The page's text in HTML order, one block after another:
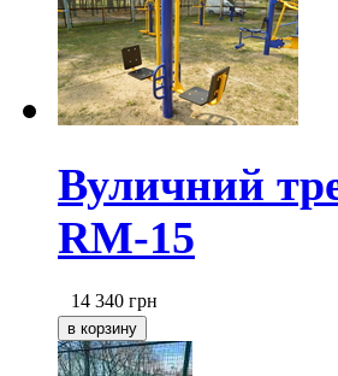
Вуличний
RM-15
14 340 грн